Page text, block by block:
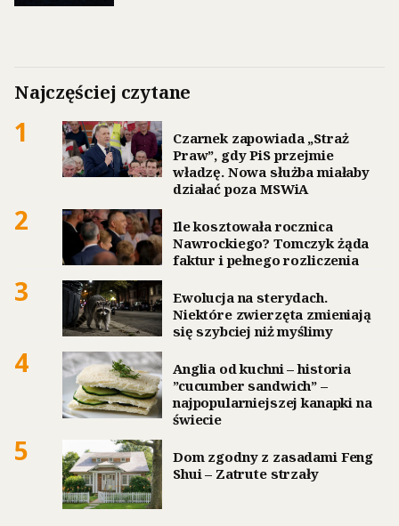
Najczęściej czytane
1
Czarnek zapowiada „Straż
Praw”, gdy PiS przejmie
władzę. Nowa służba miałaby
działać poza MSWiA
2
Ile kosztowała rocznica
Nawrockiego? Tomczyk żąda
faktur i pełnego rozliczenia
3
Ewolucja na sterydach.
Niektóre zwierzęta zmieniają
się szybciej niż myślimy
4
Anglia od kuchni – historia
”cucumber sandwich” –
najpopularniejszej kanapki na
świecie
5
Dom zgodny z zasadami Feng
Shui – Zatrute strzały